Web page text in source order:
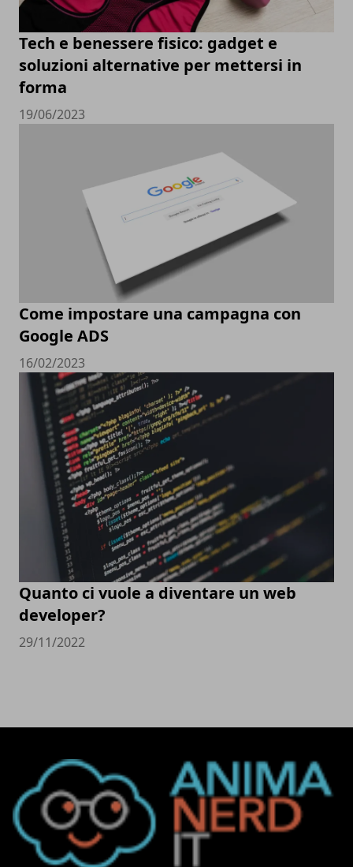
Tech e benessere fisico: gadget e
soluzioni alternative per mettersi in
forma
19/06/2023
Come impostare una campagna con
Google ADS
16/02/2023
Quanto ci vuole a diventare un web
developer?
29/11/2022